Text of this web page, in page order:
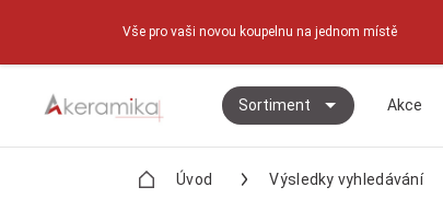
Vše pro vaši novou koupelnu na jednom místě
Sortiment Akce
Úvod Výsledky vyhledávání